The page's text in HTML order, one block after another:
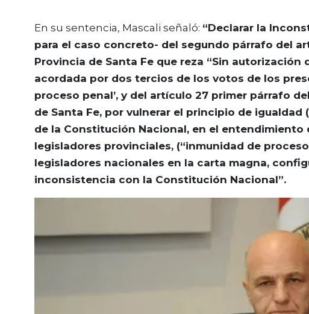
En su sentencia, Mascali señaló: “Declarar la
para el caso concreto- del segundo párrafo del
Provincia de Santa Fe que reza “Sin autorización
acordada por dos tercios de los votos de los
proceso penal’, y del artículo 27 primer párrafo
de Santa Fe, por vulnerar el principio de
de la Constitución Nacional, en el entendimiento
legisladores provinciales, (“inmunidad de
legisladores nacionales en la carta magna,
inconsistencia con la Constitución Nacional”.